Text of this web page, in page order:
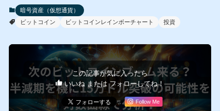
暗号資産（仮想通貨）
ビットコイン
ビットコインレインボーチャート 投資
この記事が気に入ったら
いいね または フォローしてね！
Follow Me